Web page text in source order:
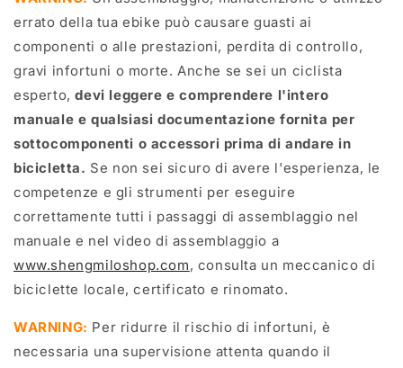
errato della tua ebike può causare guasti ai
componenti o alle prestazioni, perdita di controllo,
gravi infortuni o morte. Anche se sei un ciclista
esperto,devi leggere e comprendere l'intero
manuale e qualsiasi documentazione fornita per
sottocomponenti o accessori prima di andare in
bicicletta. Se non sei sicuro di avere l'esperienza, le
competenze e gli strumenti per eseguire
correttamente tutti i passaggi di assemblaggio nel
manuale e nel video di assemblaggio a
www.shengmiloshop.com, consulta un meccanico di
biciclette locale, certificato e rinomato.
WARNING: Per ridurre il rischio di infortuni, è
necessaria una supervisione attenta quando il